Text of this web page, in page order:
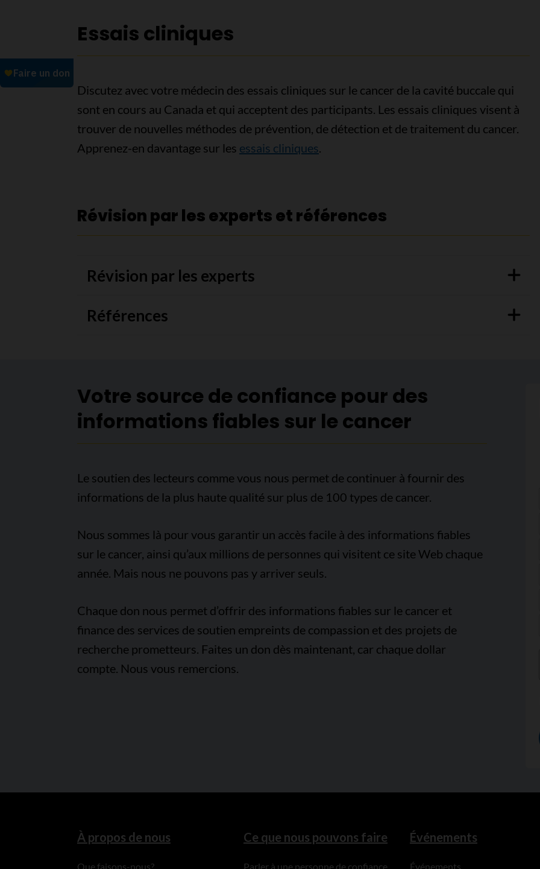
Essais cliniques
Discutez avec votre médecin des essais cliniques sur le cancer de la cavité buccale qui
sont en cours au Canada et qui acceptent des participants. Les essais cliniques visent à
trouver de nouvelles méthodes de prévention, de détection et de traitement du cancer.
Apprenez-en davantage sur les essais cliniques.
Révision par les experts et références
Révision par les experts
Références
Votre source de confiance pour des
informations fiables sur le cancer
Le soutien des lecteurs comme vous nous permet de continuer à fournir des
informations de la plus haute qualité sur plus de 100 types de cancer.
Nous sommes là pour vous garantir un accès facile à des informations fiables
sur le cancer, ainsi qu’aux millions de personnes qui visitent ce site Web chaque
année. Mais nous ne pouvons pas y arriver seuls.
Chaque don nous permet d’offrir des informations fiables sur le cancer et
finance des services de soutien empreints de compassion et des projets de
recherche prometteurs. Faites un don dès maintenant, car chaque dollar
compte. Nous vous remercions.
À propos de nous
Que faisons-nous?
Ce que nous pouvons faire
Parler à une personne de confiance
Événements
Événements